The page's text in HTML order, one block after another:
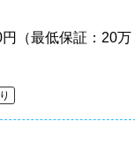
（最低保証：20万